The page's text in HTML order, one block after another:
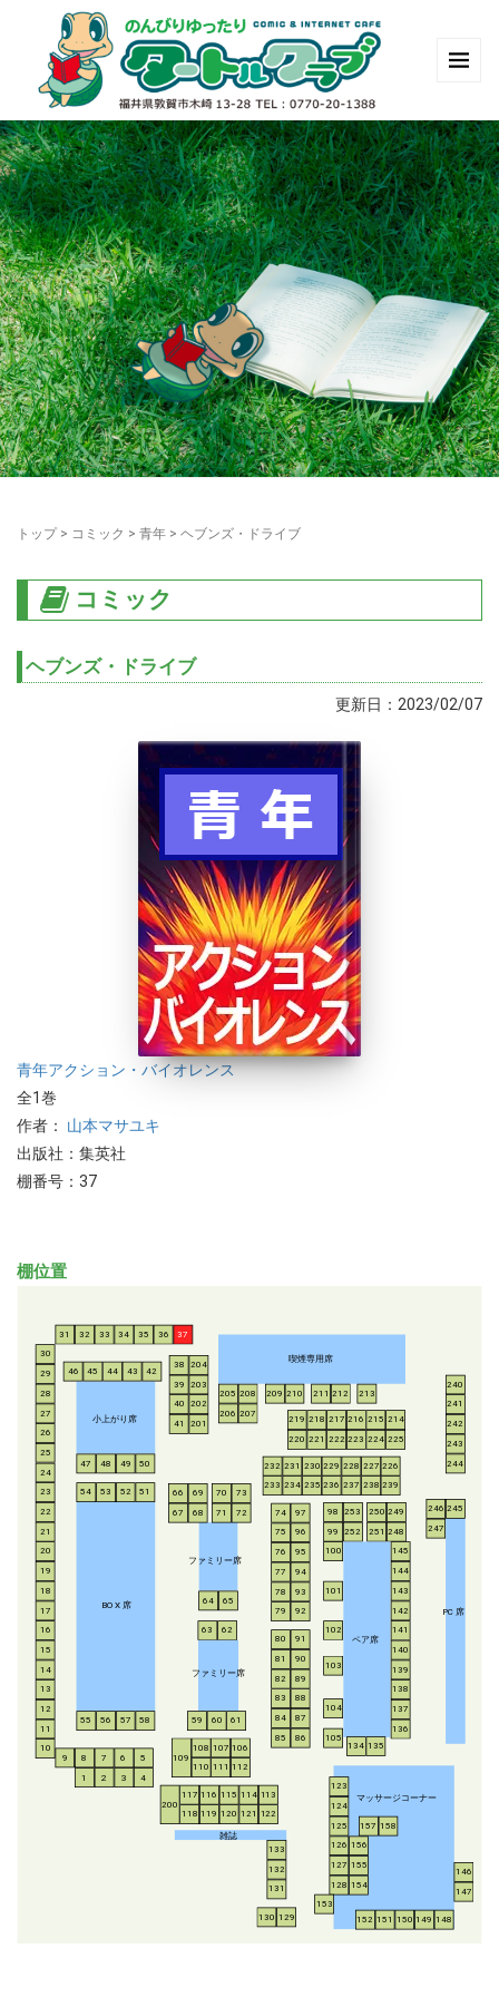
トップ> コミック > 青年 > ヘブンズ・ドライブ
コミック
ヘブンズ・ドライブ
更新日：2023/02/07
青年アクション・バイオレンス
全1巻
作者： 山本マサユキ
出版社：集英社
棚番号：37
棚位置
小上がり席
BO X 席
ファミリー席
ファミリー席
喫煙専用席
ペア席
PC 席
マッサージコーナー
雑誌
1 2 3 4
5
6
7
8
9
10
11
12
13
14
15
16
17
18
19
20
21
22
23
24
25
26
27
28
29
30
31 32 33 34 35 36 37
38
39
40
41
42
43
44
45
46
47 48 49 50
51
52
53
54
55 56 57 58 59 60 61
62
63
64 65
66
67
68
69
70
71
72
73
74
75
76
77
78
79
80
81
82
83
84
85 86
87
88
89
90
91
92
93
94
95
96
97
98
99
100
101
102
103
104
105
106
107
108
109
110 111 112
113
114
115
116
117
118 119 120 121 122
123
124
125
126
127
128
129
130
131
132
133
134 135
136
137
138
139
140
141
142
143
144
145
146
147
148
149
150
151
152
153
154
155
156
157 158
200
201
202
203
204
205
206 207
208 209 210 211 212 213
214
215
216
217
218
219
220 221 222 223 224 225
226
227
228
229
230
231
232
233 234 235 236 237 238 239
240
241
242
243
244
245
246
247
248
249
250
251
252
253